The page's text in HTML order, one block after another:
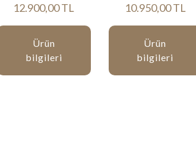
12.900,00 TL
Ürün
bilgileri
10.950,00 TL
Ürün
bilgileri